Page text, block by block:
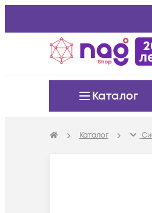
Каталог
Каталог